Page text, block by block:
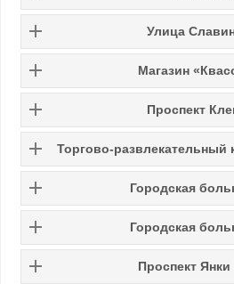
Улица
Магазин
Проспект
Торгово-развлекательный
Городская
Городская
Проспект